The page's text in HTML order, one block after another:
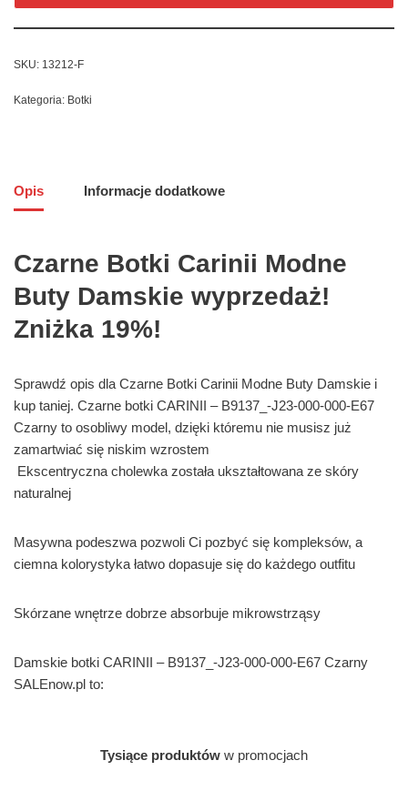
SKU: 13212-F
Kategoria: Botki
Opis Informacje dodatkowe
Czarne Botki Carinii Modne
Buty Damskie wyprzedaż!
Zniżka 19%!
Sprawdź opis dla Czarne Botki Carinii Modne Buty Damskie i
kup taniej. Czarne botki CARINII – B9137_-J23-000-000-E67
Czarny to osobliwy model, dzięki któremu nie musisz już
zamartwiać się niskim wzrostem
Ekscentryczna cholewka została ukształtowana ze skóry
naturalnej
Masywna podeszwa pozwoli Ci pozbyć się kompleksów, a
ciemna kolorystyka łatwo dopasuje się do każdego outfitu
Skórzane wnętrze dobrze absorbuje mikrowstrząsy
Damskie botki CARINII – B9137_-J23-000-000-E67 Czarny
SALEnow.pl to:
Tysiące produktów w promocjach